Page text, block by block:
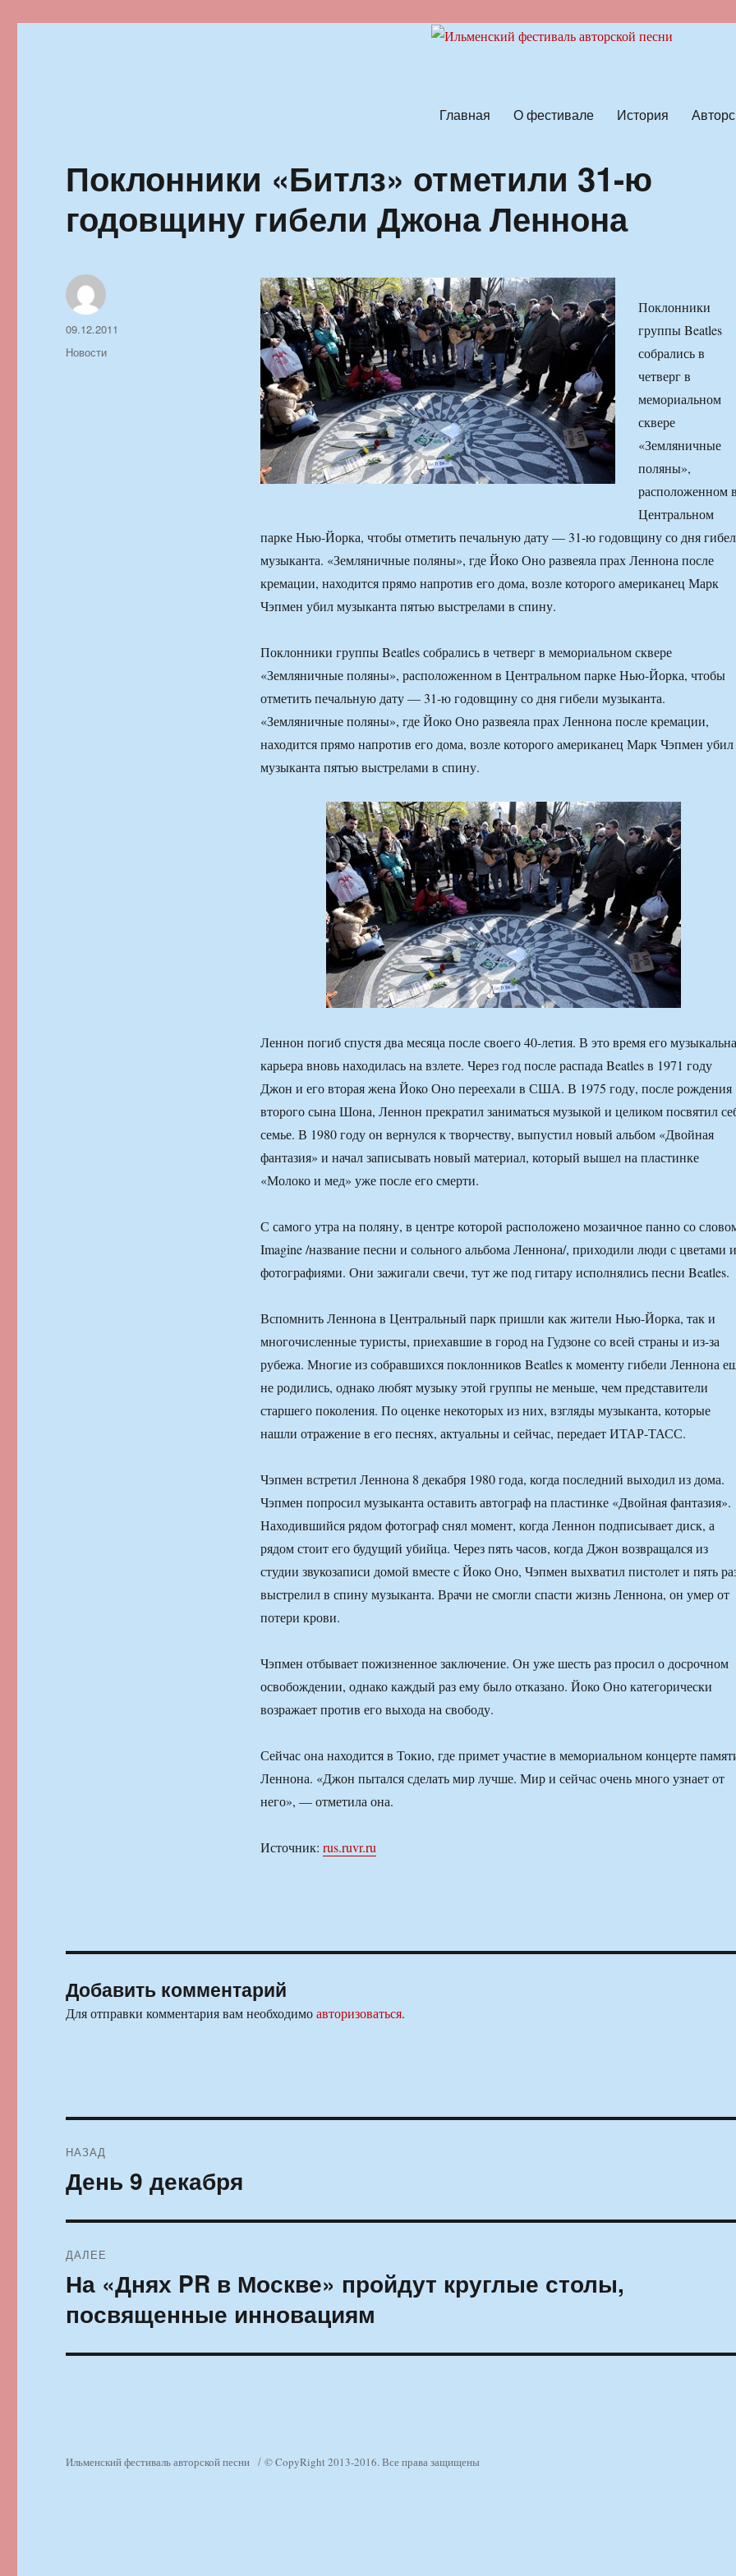
Главная О фестивале История
Поклонники «Битлз» отметили 31-ю
годовщину гибели Джона Леннона
Поклонники
группы Beatles
собрались в
четверг в
мемориальном
сквере
«Земляничные
поляны»,
расположенном
Центральном
парке Нью-Йорка, чтобы отметить печальную дату — 31-ю годовщину со дня
музыканта. «Земляничные поляны», где Йоко Оно развеяла прах Леннона после
кремации, находится прямо напротив его дома, возле которого американец Марк
Чэпмен убил музыканта пятью выстрелами в спину.
Поклонники группы Beatles собрались в четверг в мемориальном сквере
«Земляничные поляны», расположенном в Центральном парке Нью-Йорка, чтобы
отметить печальную дату — 31-ю годовщину со дня гибели музыканта.
«Земляничные поляны», где Йоко Оно развеяла прах Леннона после кремации,
находится прямо напротив его дома, возле которого американец Марк Чэпмен убил
музыканта пятью выстрелами в спину.
Леннон погиб спустя два месяца после своего 40-летия. В это время его
карьера вновь находилась на взлете. Через год после распада Beatles в 1971 году
Джон и его вторая жена Йоко Оно переехали в США. В 1975 году, после рождения
второго сына Шона, Леннон прекратил заниматься музыкой и целиком посвятил
семье. В 1980 году он вернулся к творчеству, выпустил новый альбом «Двойная
фантазия» и начал записывать новый материал, который вышел на пластинке
«Молоко и мед» уже после его смерти.
С самого утра на поляну, в центре которой расположено мозаичное панно со
Imagine /название песни и сольного альбома Леннона/, приходили люди с цветами и
фотографиями. Они зажигали свечи, тут же под гитару исполнялись песни Beatles.
Вспомнить Леннона в Центральный парк пришли как жители Нью-Йорка, так и
многочисленные туристы, приехавшие в город на Гудзоне со всей страны и из-за
рубежа. Многие из собравшихся поклонников Beatles к моменту гибели Леннона
не родились, однако любят музыку этой группы не меньше, чем представители
старшего поколения. По оценке некоторых из них, взгляды музыканта, которые
нашли отражение в его песнях, актуальны и сейчас, передает ИТАР-ТАСС.
Чэпмен встретил Леннона 8 декабря 1980 года, когда последний выходил из дома.
Чэпмен попросил музыканта оставить автограф на пластинке «Двойная фантазия».
Находившийся рядом фотограф снял момент, когда Леннон подписывает диск, а
рядом стоит его будущий убийца. Через пять часов, когда Джон возвращался из
студии звукозаписи домой вместе с Йоко Оно, Чэпмен выхватил пистолет и пять
выстрелил в спину музыканта. Врачи не смогли спасти жизнь Леннона, он умер от
потери крови.
Чэпмен отбывает пожизненное заключение. Он уже шесть раз просил о досрочном
освобождении, однако каждый раз ему было отказано. Йоко Оно категорически
возражает против его выхода на свободу.
Сейчас она находится в Токио, где примет участие в мемориальном концерте
Леннона. «Джон пытался сделать мир лучше. Мир и сейчас очень много узнает от
него», — отметила она.
Источник: rus.ruvr.ru
Автор
Опубликовано
09.12.2011
Рубрики
Новости
Добавить комментарий
Для отправки комментария вам необходимоавторизоваться.
по
НАЗАД
Предыдущая
запись:
День 9 декабря
ДАЛЕЕ
Следующая
На «Днях PR в Москве» пройдут круглые столы,
посвященные инновациям
Ильменский фестиваль авторской песни © CopyRight 2013-2016. Все права защищены